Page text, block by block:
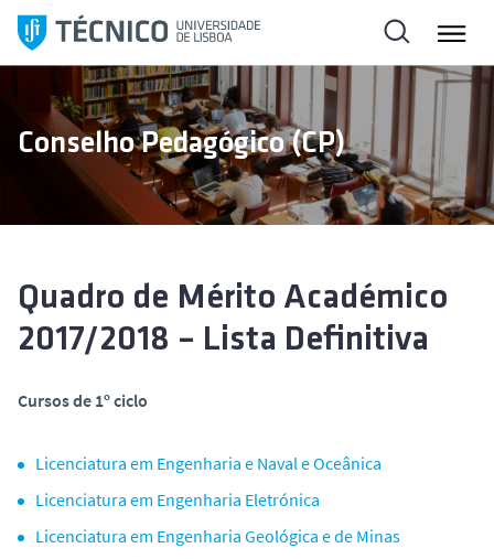
l
Conselho Pedagógico (CP)
Quadro de Mérito Académico
2017/2018 – Lista Definitiva
Cursos de 1º ciclo
Licenciatura em Engenharia e Naval e Oceânica
Licenciatura em Engenharia Eletrónica
Licenciatura em Engenharia Geológica e de Minas